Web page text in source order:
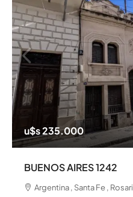
u$s 235.000
BUENOS AIRES 1242
Argentina , Santa Fe ,